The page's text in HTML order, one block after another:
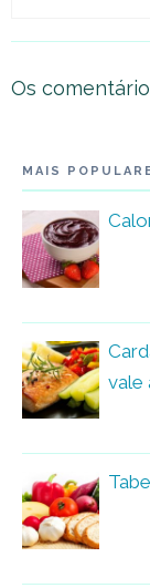
Os
MAIS
vale